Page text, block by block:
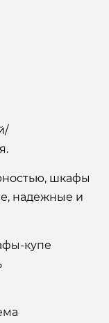
шкафы
надежные и
купе